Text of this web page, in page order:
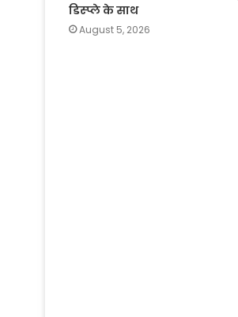
डिस्प्ले के साथ
August 5, 2026